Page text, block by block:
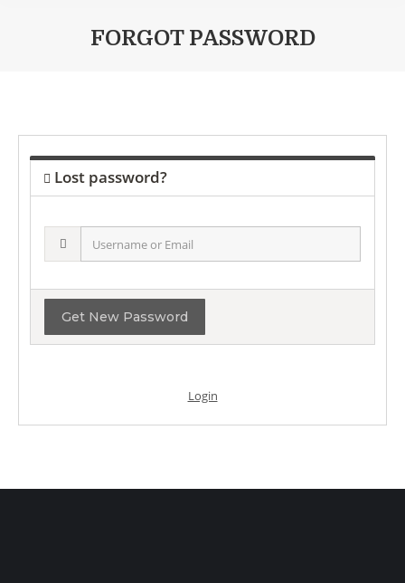
FORGOT PASSWORD
Lost password?
Login